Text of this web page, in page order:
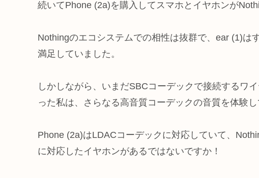
続いてPhone (2a)を購入してスマホとイヤホンが
Nothingのエコシステムでの相性は抜群で、ear (1)は
満足していました。
しかしながら、いまだSBCコーデックで接続するワ
った私は、さらなる高音質コーデックの音質を体験し
Phone (2a)はLDACコーデックに対応していて、
に対応したイヤホンがあるではないですか！